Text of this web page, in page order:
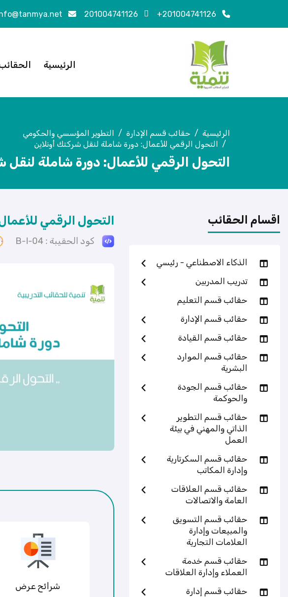
201004741126+
201004741126
الرئيسية
الرئيسية حقائب قسم الإدارة
التطوير المؤسسي والحكومي
التحول الرقمي للأعمال: دورة شاملة لنقل شركتك أونلاين
التحول الرقمي للأعمال: دورة شاملة لنقل
اقسام الحقائب
الذكاء الاصطناعي - رئيسي
تدريب المدربين
حقائب قسم التعليم
حقائب قسم الإدارة
حقائب قسم القيادة
حقائب قسم الموارد
البشرية
حقائب قسم الجودة
والحوكمة
حقائب قسم التطوير
الذاتي والمهني في بيئة
العمل
حقائب قسم السكرتارية
وإدارة المكاتب
حقائب قسم العلاقات
العامة والاتصالات
حقائب قسم التسويق
والمبيعات وإدارة
العلامات التجارية
حقائب قسم خدمة
العملاء وإدارة العلاقات
حقائب قسم إدارة
التحول الرقمي
كود الحقيبة : B-I-04
شرائح عرض